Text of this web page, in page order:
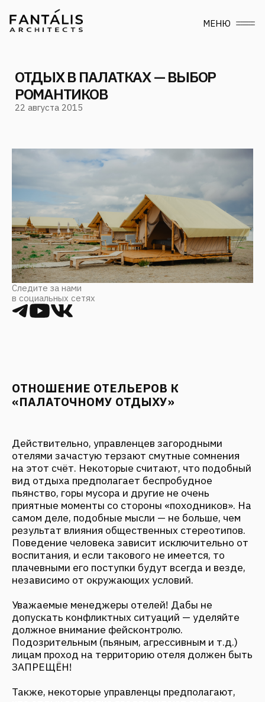
МЕНЮ
РОМАНТИКОВ
22 августа 2015
Следите за нами
в социальных сетях
ОТНОШЕНИЕ ОТЕЛЬЕРОВ К
вид отдыха предполагает беспробудное
пьянство, горы мусора и другие не очень
приятные моменты со стороны «походников». На
воспитания, и если такового не имеется, то
плачевными его поступки будут всегда и везде,
независимо от окружающих условий.
Уважаемые менеджеры отелей! Дабы не
допускать конфликтных ситуаций — уделяйте
должное внимание фейсконтролю.
Подозрительным (пьяным, агрессивным и т.д.)
лицам проход на территорию отеля должен быть
ЗАПРЕЩЁН!
Также, некоторые управленцы предполагают,
что отдых в палатке предпочитают люди с
невысокими доходами. Возможно, ведь ночевка
в ней и правда в разы дешевле гостиничной.
зачастую предпочитают спальный мешок ложу
курортного отеля. Цимес палаточного отдыха
заключается в романтике. И мы знаем о чём
говорим, ведь команда ГК «Фанталис» состоит
из заядлых походников! Незабываемые эмоции
получаешь от ночи, проведенной в палатке.
Ночное звездное небо, свежий воздух,
убаюкивающие звуки природы, теплый свет
догорающего костра — подобных вещей порой
очень не хватает каждому из нас.